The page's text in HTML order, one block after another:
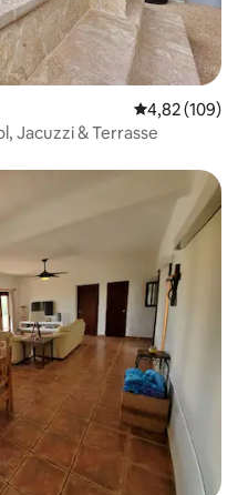
4,82 (109)
Jacuzzi & Terrasse